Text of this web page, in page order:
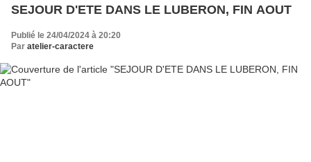
SEJOUR D'ETE DANS LE LUBERON, FIN AOUT
Publié le 24/04/2024 à 20:20
Par atelier-caractere